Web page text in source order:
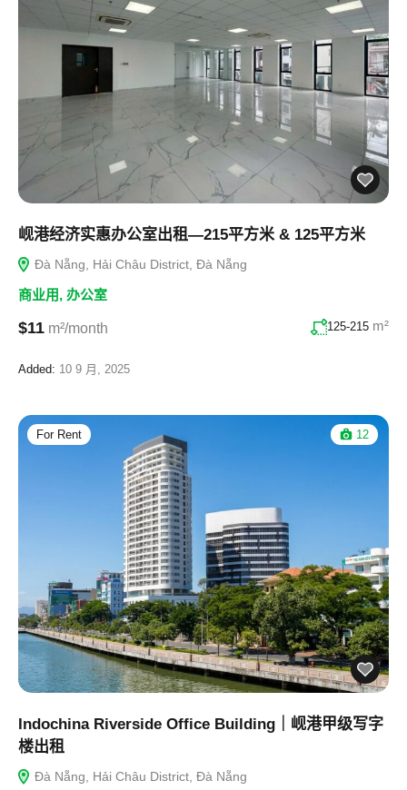
岘港经济实惠办公室出租—215平方米 & 125平方米
Đà Nẵng, Hải Châu District, Đà Nẵng
商业用, 办公室
$11 m²/month 125-215 m²
Added: 10 9 月, 2025
For Rent 12
Indochina Riverside Office Building｜岘港甲级写字
楼出租
Đà Nẵng, Hải Châu District, Đà Nẵng